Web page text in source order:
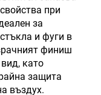
при
за
и фуги в
финиш
като
защита
въздух.